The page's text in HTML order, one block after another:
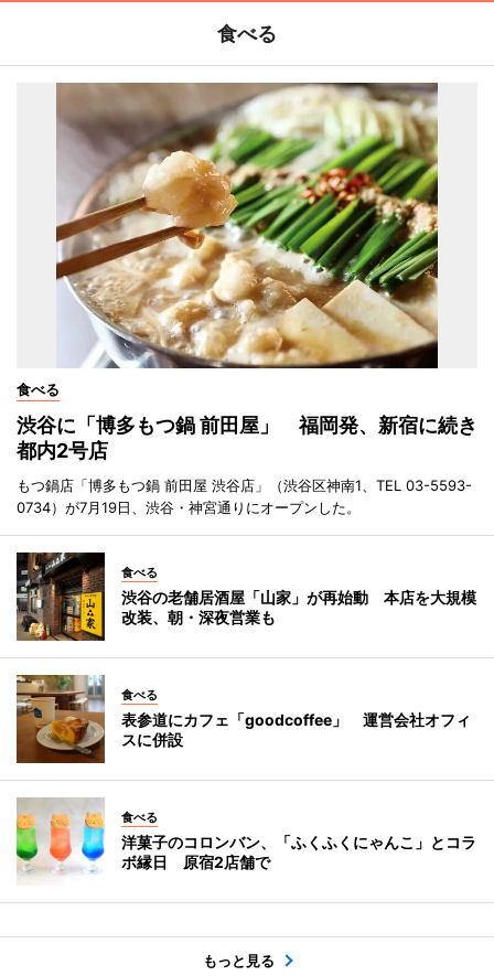
食べる
食べる
渋谷に「博多もつ鍋 前田屋」 福岡発、新宿に続き
都内2号店
もつ鍋店「博多もつ鍋 前田屋 渋谷店」（渋谷区神南1、TEL 03-5593-
0734）が7月19日、渋谷・神宮通りにオープンした。
食べる
渋谷の老舗居酒屋「山家」が再始動 本店を大規模
改装、朝・深夜営業も
食べる
表参道にカフェ「goodcoffee」 運営会社オフィ
スに併設
食べる
洋菓子のコロンバン、「ふくふくにゃんこ」とコラ
ボ縁日 原宿2店舗で
もっと見る